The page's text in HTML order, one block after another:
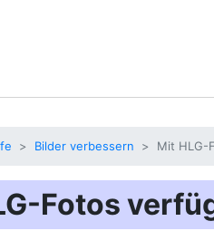
Bilder verbessern Mit HLG-
Fotos